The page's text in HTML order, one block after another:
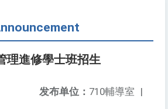
理進修學士班招生
发布单位： 710輔導室 |